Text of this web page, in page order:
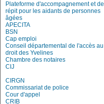
Plateforme d'accompagnement et de
répit pour les aidants de personnes
âgées
APECITA
BSN
Cap emploi
Conseil départemental de l'accès au
droit des Yvelines
Chambre des notaires
CIJ
CIRGN
Commissariat de police
Cour d'appel
CRIB